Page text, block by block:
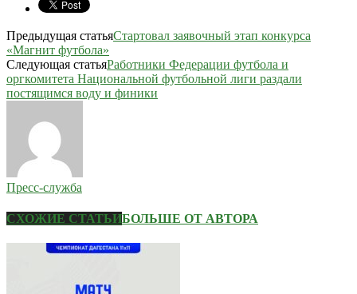
Предыдущая статьяСтартовал заявочный этап конкурса
«Магнит футбола»
Следующая статьяРаботники Федерации футбола и
оргкомитета Национальной футбольной лиги раздали
постящимся воду и финики
Пресс-служба
СХОЖИЕ СТАТЬИБОЛЬШЕ ОТ АВТОРА